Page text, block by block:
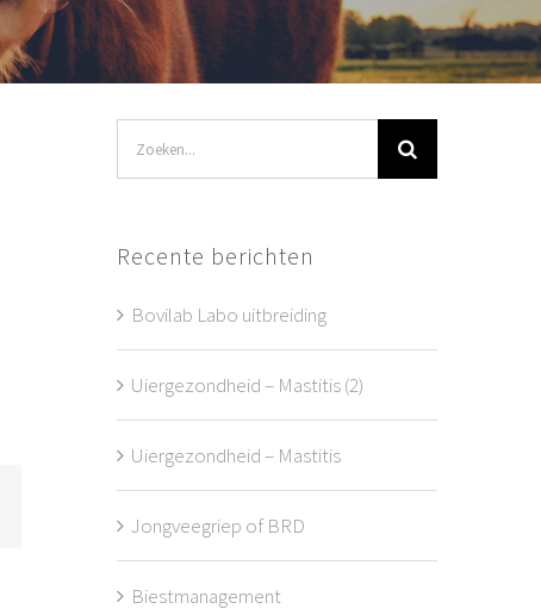
Zoeken
naar:
Recente berichten
Bovilab Labo uitbreiding
Uiergezondheid – Mastitis (2)
Uiergezondheid – Mastitis
Jongveegriep of BRD
Biestmanagement